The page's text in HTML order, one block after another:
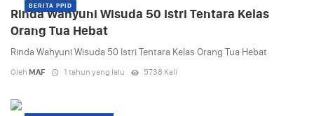
BERITA PPID
Rinda Wahyuni Wisuda 50 Istri Tentara Kelas
Orang Tua Hebat
Rinda Wahyuni Wisuda 50 Istri Tentara Kelas Orang Tua Hebat
Oleh MAF 1 tahun yang lalu 5738 Kali